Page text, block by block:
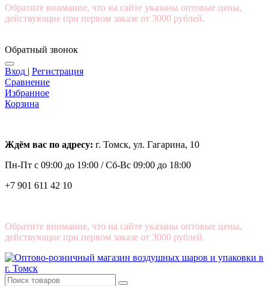
Обратите внимание, что на сайте указаны оптовые цены,
действующие при первом заказе от 3000 рублей.
Обратный звонок
Вход | Регистрация
Сравнение
Избранное
Корзина
Ждём вас по адресу: г. Томск, ул. Гагарина, 10
Пн-Пт с 09:00 до 19:00 /Сб-Вс 09:00 до 18:00
+7 901 611 42 10
Обратите внимание, что на сайте указаны оптовые цены,
действующие при первом заказе от 3000 рублей.